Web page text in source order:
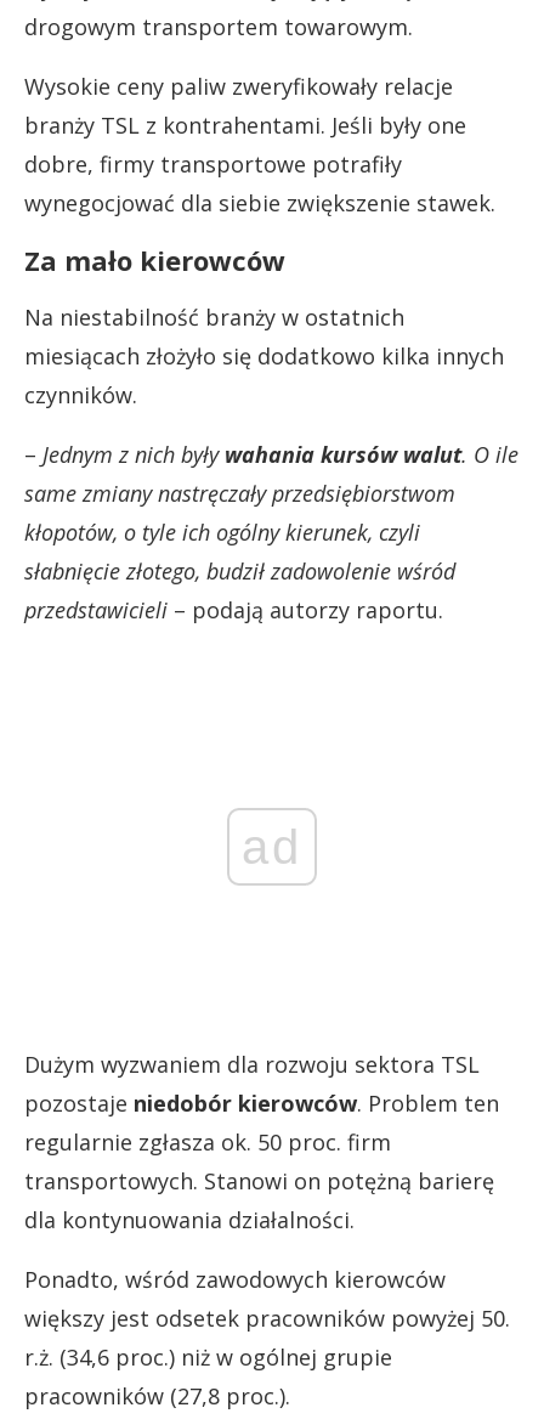
drogowym transportem towarowym.
Wysokie ceny paliw zweryfikowały relacje
branży TSL z kontrahentami. Jeśli były one
dobre, firmy transportowe potrafiły
wynegocjować dla siebie zwiększenie stawek.
Za mało kierowców
Na niestabilność branży w ostatnich
miesiącach złożyło się dodatkowo kilka innych
czynników.
– Jednym z nich były wahania kursów walut. O ile
same zmiany nastręczały przedsiębiorstwom
kłopotów, o tyle ich ogólny kierunek, czyli
słabnięcie złotego, budził zadowolenie wśród
przedstawicieli – podają autorzy raportu.
ad
Dużym wyzwaniem dla rozwoju sektora TSL
pozostaje niedobór kierowców. Problem ten
regularnie zgłasza ok. 50 proc. firm
transportowych. Stanowi on potężną barierę
dla kontynuowania działalności.
Ponadto, wśród zawodowych kierowców
większy jest odsetek pracowników powyżej 50.
r.ż. (34,6 proc.) niż w ogólnej grupie
pracowników (27,8 proc.).